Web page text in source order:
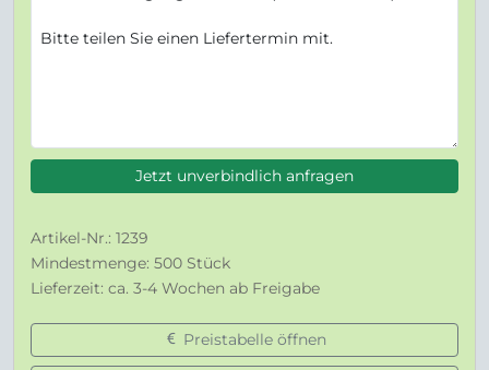
Jetzt unverbindlich anfragen
Artikel-Nr.: 1239
Mindestmenge: 500 Stück
Lieferzeit: ca. 3-4 Wochen ab Freigabe
Preistabelle öffnen